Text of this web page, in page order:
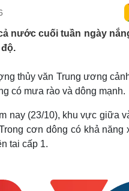
Quân sự - Quốc phòng
Phân tích
Đời sống
Nhà đẹp
Blog
nước cuối tuần ngày
thủy văn Trung ương
có mưa rào và dông mạnh.
nay (23/10), khu vực giữa
cơn dông có khả
tai cấp 1.